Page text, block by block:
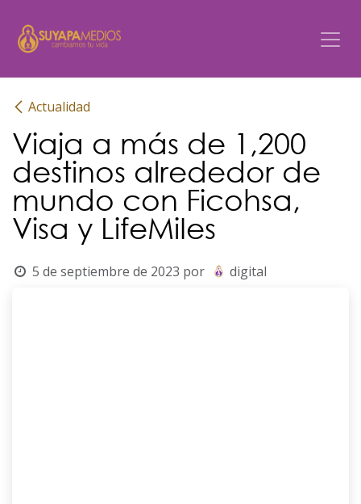
Actualidad
Viaja a más de 1,200
destinos alrededor de
mundo con Ficohsa,
Visa y LifeMiIes
5 de septiembre de 2023 por digital